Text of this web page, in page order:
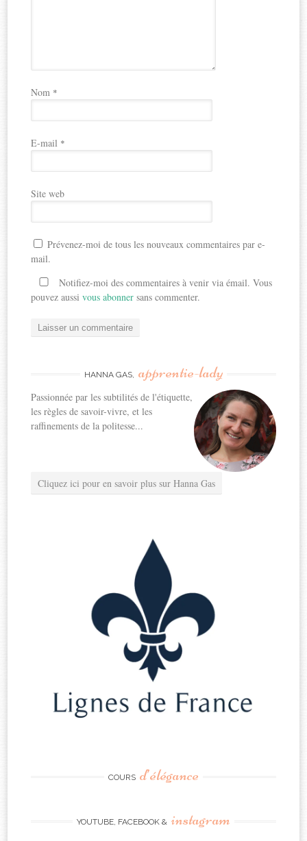
Nom *
E-mail *
Site web
Prévenez-moi de tous les nouveaux commentaires par e-
mail.
Notifiez-moi des commentaires à venir via émail. Vous
pouvez aussivous abonner sans commenter.
HANNA GAS, apprentie-lady
Passionnée par les subtilités de l'étiquette,
les règles de savoir-vivre, et les
raffinements de la politesse...
Cliquez ici pour en savoir plus sur Hanna Gas
COURS d’élégance
YOUTUBE, FACEBOOK & instagram